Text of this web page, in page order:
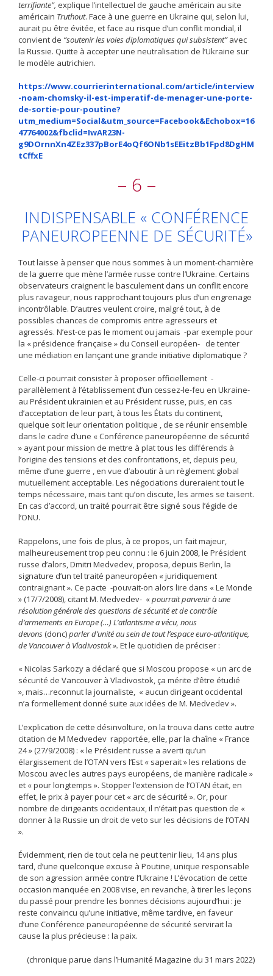
terrifiante”, explique l’intellectuel de gauche américain au site
américain Truthout. Face à une guerre en Ukraine qui, selon lui,
aurait pu être évitée, et face au risque d’un conflit mondial, il
convient de “soutenir les voies diplomatiques qui subsistent”avec
la Russie. Quitte à accepter une neutralisation de l’Ukraine sur
le modèle autrichien.
https://www.courrierinternational.com/article/interview
-noam-chomsky-il-est-imperatif-de-menager-une-porte-
de-sortie-pour-poutine?
utm_medium=Social&utm_source=Facebook&Echobox=16
47764002&fbclid=IwAR23N-
g9DOrnnXn4ZEz337pBorE4oQf6ONb1sEEitzBb1Fpd8DgHM
tCffxE
– 6 –
INDISPENSABLE « CONFÉRENCE
PANEUROPEENNE DE SÉCURITÉ»
Tout laisse à penser que nous sommes à un moment-charnière
de la guerre que mène l’armée russe contre l’Ukraine. Certains
observateurs craignent le basculement dans un conflit encore
plus ravageur, nous rapprochant toujours plus d’un engrenage
incontrôlable. D’autres veulent croire, malgré tout, à de
possibles chances de compromis entre agresseurs et
agressés. N’est-ce pas le moment ou jamais -par exemple pour
la « présidence française » du Conseil européen- de tenter
une médiation en lançant une grande initiative diplomatique ?
Celle-ci pourrait consister à proposer officiellement -
parallèlement à l’établissement d’un cessez-le-feu en Ukraine-
au Président ukrainien et au Président russe, puis, en cas
d’acceptation de leur part, à tous les États du continent,
quelque soit leur orientation politique , de se réunir ensemble
dans le cadre d’une « Conférence paneuropéenne de sécurité
» ayant pour mission de mettre à plat tous les différends à
l’origine des tensions et des confrontations, et, depuis peu,
même d’une guerre , en vue d’aboutir à un règlement global
mutuellement acceptable. Les négociations dureraient tout le
temps nécessaire, mais tant qu’on discute, les armes se taisent.
En cas d’accord, un traité pourrait être signé sous l’égide de
l’ONU.
Rappelons, une fois de plus, à ce propos, un fait majeur,
malheureusement trop peu connu : le 6 juin 2008, le Président
russe d’alors, Dmitri Medvedev, proposa, depuis Berlin, la
signature d’un tel traité paneuropéen « juridiquement
contraignant ». Ce pacte -pouvait-on alors lire dans « Le Monde
» (17/7/2008), citant M. Medvedev- «pourrait parvenir à une
résolution générale des questions de sécurité et de contrôle
d’armements en Europe (…) L’atlantismea vécu, nous
devons (donc)parler d’unité au sein de tout l’espace euro-atlantique,
de Vancouver à Vladivostok ». Et le quotidien de préciser :
« Nicolas Sarkozy a déclaré que si Moscou propose « un arc de
sécurité de Vancouver à Vladivostok, ça mérite d’être étudié
», mais…reconnut la journaliste, « aucun dirigeant occidental
n’a formellement donné suite aux idées de M. Medvedev ».
L’explication de cette désinvolture, on la trouva dans cette autre
citation de M Medvedev rapportée, elle, par la chaîne « France
24 » (27/9/2008) : « le Président russe a averti qu’un
élargissement de l’OTAN vers l’Est « saperait » les relations de
Moscou avec les autres pays européens, de manière radicale »
et « pour longtemps ». Stopper l’extension de l’OTAN était, en
effet, le prix à payer pour cet « arc de sécurité ». Or, pour
nombre de dirigeants occidentaux, il n’était pas question de «
donner à la Russie un droit de veto sur les décisions de l’OTAN
».
Évidemment, rien de tout cela ne peut tenir lieu, 14 ans plus
tard, d’une quelconque excuse à Poutine, unique responsable
de son agression armée contre l’Ukraine ! L’évocation de cette
occasion manquée en 2008 vise, en revanche, à tirer les leçons
du passé pour prendre les bonnes décisions aujourd’hui : je
reste convaincu qu’une initiative, même tardive, en faveur
d’une Conférence paneuropéenne de sécurité servirait la
cause la plus précieuse : la paix.
(chronique parue dans l’Humanité Magazine du 31 mars 2022)